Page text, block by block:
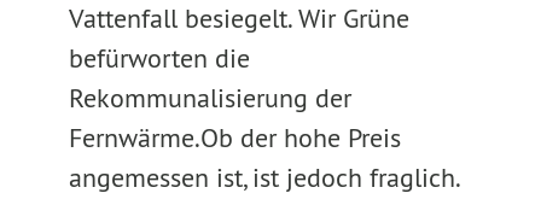
Vattenfall besiegelt. Wir Grüne
befürworten die
Rekommunalisierung der
Fernwärme.Ob der hohe Preis
angemessen ist, ist jedoch fraglich.